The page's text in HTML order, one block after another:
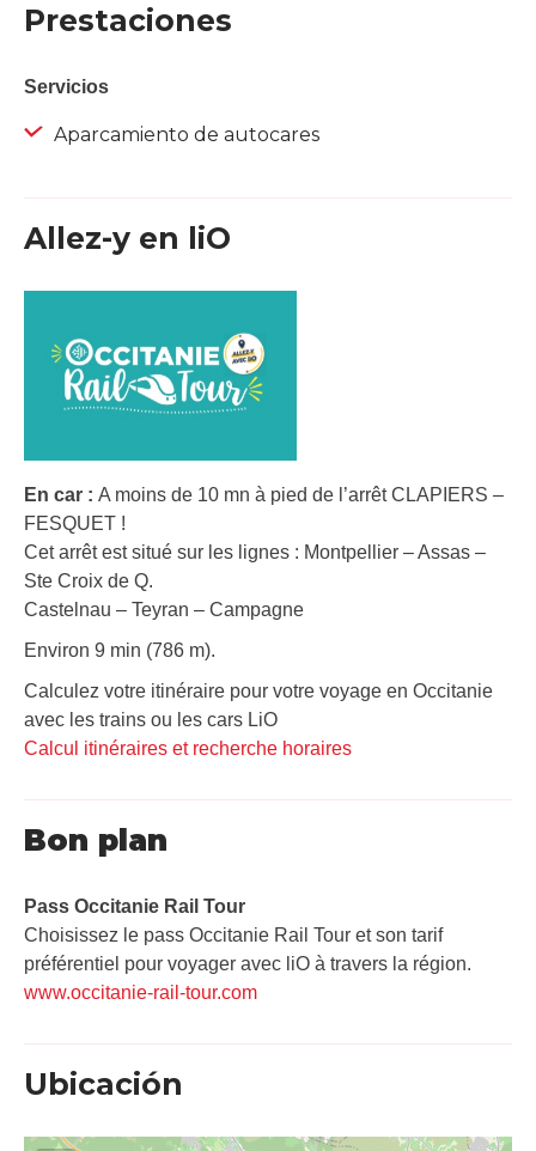
Prestaciones
Servicios
Aparcamiento de autocares
Allez-y en liO
En car : A moins de 10 mn à pied de l’arrêt CLAPIERS –
FESQUET !
Cet arrêt est situé sur les lignes : Montpellier – Assas –
Ste Croix de Q.
Castelnau – Teyran – Campagne
Environ 9 min (786 m).
Calculez votre itinéraire pour votre voyage en Occitanie
avec les trains ou les cars LiO
Calcul itinéraires et recherche horaires
Bon plan
Pass Occitanie Rail Tour​
Choisissez le pass Occitanie Rail Tour et son tarif
préférentiel pour voyager avec liO à travers la région.
www.occitanie-rail-tour.com
Ubicación